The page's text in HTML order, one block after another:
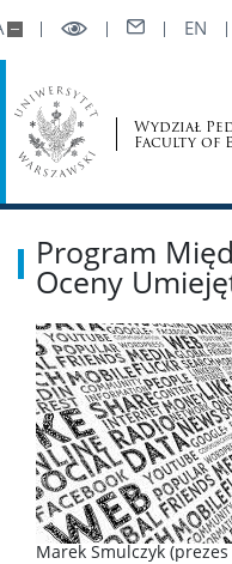
EN
Wydział
Faculty of
Projekty
Obsługa wyjazdów
Polskie Towarzystwo
Fundacja przy
STUDIA
REKRUTACJA
Kalendarz
Program
Oceny
Marek Smulczyk